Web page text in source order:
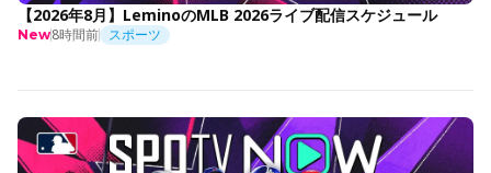
【2026年8月】LeminoのMLB 2026ライブ配信スケジュール
New8時間前 スポーツ